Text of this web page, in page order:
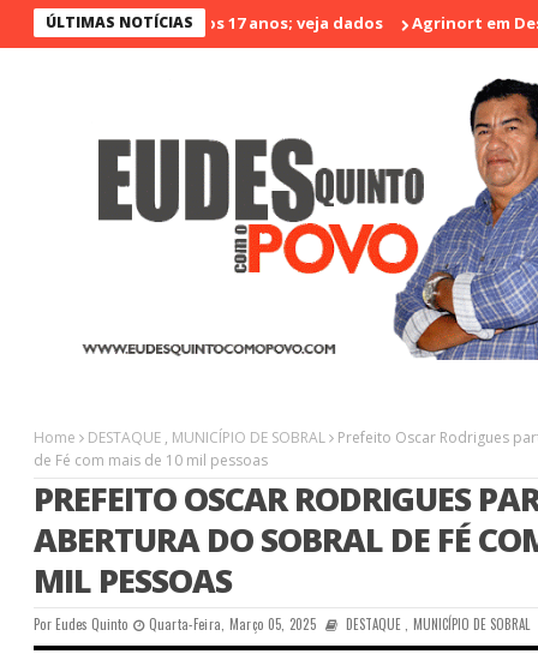
ÚLTIMAS NOTÍCIAS
violento nos últimos 17 anos; veja dados Agrinort em
Home DESTAQUE , MUNICÍPIO DE SOBRAL
Prefeito Oscar Rodrigues
de Fé com mais de 10 mil pessoas
PREFEITO OSCAR RODRIGUES
ABERTURA DO SOBRAL DE FÉ
MIL PESSOAS
PorEudes Quinto Quarta-Feira, Março 05, 2025 DESTAQUE, MUNICÍPIO DE SOBRAL